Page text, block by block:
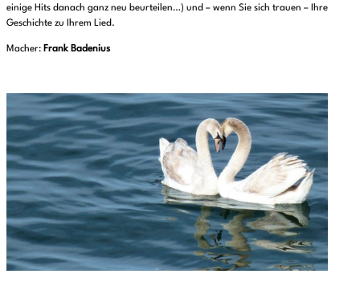
einige Hits danach ganz neu beurteilen…) und – wenn Sie sich trauen – Ihre
Geschichte zu Ihrem Lied.
Macher: Frank Badenius